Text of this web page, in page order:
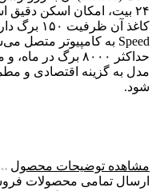
۲۴ بیت، امکان اسکن
حداکثر ۸۰۰۰ برگ
مدل به گزینه اقتصادی و
شود.
مشاهده توضیحات محصول
ارسال تمامی محصولات